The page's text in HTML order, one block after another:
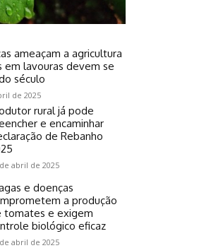
ameaçam a agricultura
em lavouras devem se
século
de 2025
rural já pode
e encaminhar
de Rebanho
abril de 2025
e doenças
a produção
tomates e exigem
biológico eficaz
abril de 2025